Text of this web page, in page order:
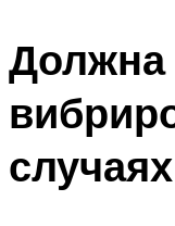
Должна